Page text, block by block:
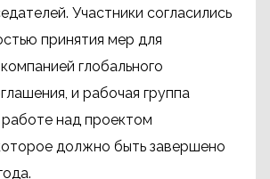
Участники согласились
принятия мер для
глобального
и рабочая группа
над проектом
должно быть завершено